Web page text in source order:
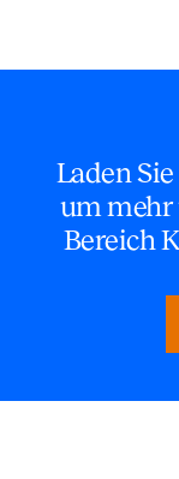
Laden
um mehr
Bereich